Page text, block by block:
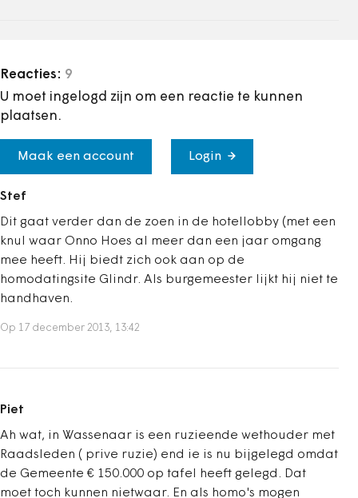
Reacties: 9
U moet ingelogd zijn om een reactie te kunnen
plaatsen.
Maak een account Login
Stef
Dit gaat verder dan de zoen in de hotellobby (met een
knul waar Onno Hoes al meer dan een jaar omgang
mee heeft. Hij biedt zich ook aan op de
homodatingsite Glindr. Als burgemeester lijkt hij niet te
handhaven.
Op 17 december 2013, 13:42
Piet
Ah wat, in Wassenaar is een ruzieende wethouder met
Raadsleden ( prive ruzie) end ie is nu bijgelegd omdat
de Gemeente € 150.000 op tafel heeft gelegd. Dat
moet toch kunnen nietwaar. En als homo's mogen